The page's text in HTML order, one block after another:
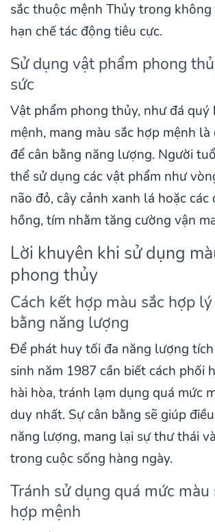
sắc thuộc mệnh Thủy trong
hạn chế tác động tiêu cực.
Sử dụng vật phẩm phong
sức
Vật phẩm phong thủy, như đá quý
mệnh, mang màu sắc hợp mệnh là
để cân bằng năng lượng. Người
thể sử dụng các vật phẩm như
não đỏ, cây cảnh xanh lá hoặc các
hồng, tím nhằm tăng cường vận
Lời khuyên khi sử dụng
phong thủy
Cách kết hợp màu sắc hợp
bằng năng lượng
Để phát huy tối đa năng lượng
sinh năm 1987 cần biết cách phối
hài hòa, tránh lạm dụng quá mức
duy nhất. Sự cân bằng sẽ giúp
năng lượng, mang lại sự thư thái
trong cuộc sống hàng ngày.
Tránh sử dụng quá mức màu
hợp mệnh